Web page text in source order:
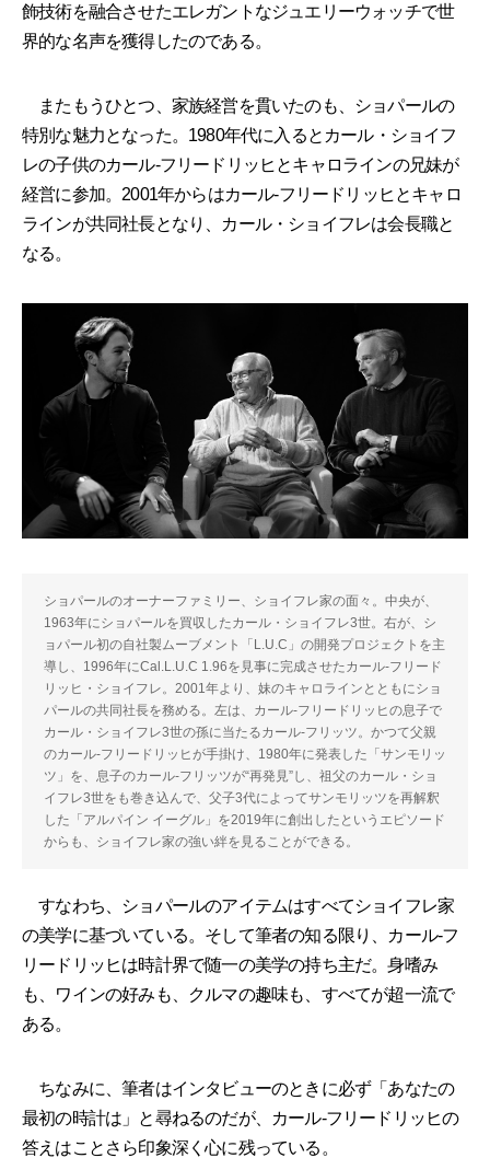
飾技術を融合させたエレガントなジュエリーウォッチで世
界的な名声を獲得したのである。
またもうひとつ、家族経営を貫いたのも、ショパールの
特別な魅力となった。1980年代に入るとカール・ショイフ
レの子供のカール-フリードリッヒとキャロラインの兄妹が
経営に参加。2001年からはカール-フリードリッヒとキャロ
ラインが共同社長となり、カール・ショイフレは会長職と
なる。
ショパールのオーナーファミリー、ショイフレ家の面々。中央が、
1963年にショパールを買収したカール・ショイフレ3世。右が、シ
ョパール初の自社製ムーブメント「L.U.C」の開発プロジェクトを主
導し、1996年にCal.L.U.C 1.96を見事に完成させたカール-フリード
リッヒ・ショイフレ。2001年より、妹のキャロラインとともにショ
パールの共同社長を務める。左は、カール-フリードリッヒの息子で
カール・ショイフレ3世の孫に当たるカール-フリッツ。かつて父親
のカール-フリードリッヒが手掛け、1980年に発表した「サンモリッ
ツ」を、息子のカール-フリッツが“再発見”し、祖父のカール・ショ
イフレ3世をも巻き込んで、父子3代によってサンモリッツを再解釈
した「アルパイン イーグル」を2019年に創出したというエピソード
からも、ショイフレ家の強い絆を見ることができる。
すなわち、ショパールのアイテムはすべてショイフレ家
の美学に基づいている。そして筆者の知る限り、カール-フ
リードリッヒは時計界で随一の美学の持ち主だ。身嗜み
も、ワインの好みも、クルマの趣味も、すべてが超一流で
ある。
ちなみに、筆者はインタビューのときに必ず「あなたの
最初の時計は」と尋ねるのだが、カール-フリードリッヒの
答えはことさら印象深く心に残っている。